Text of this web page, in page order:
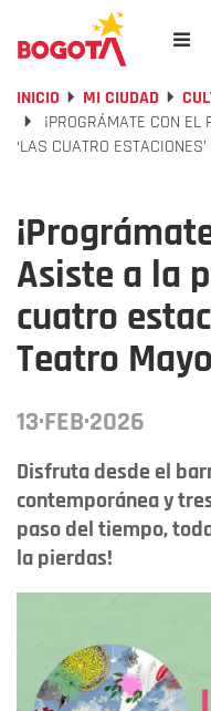
INICIO MI CIUDAD
¡PROGRÁMATE CON
‘LAS CUATRO
Asiste a la
cuatro
Teatro
13·FEB·2026
Disfruta desde el
contemporánea y
paso del tiempo,
la pierdas!